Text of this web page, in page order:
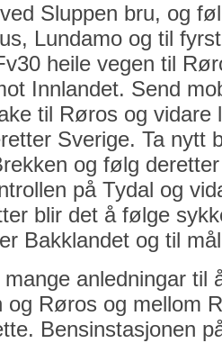
Sluppen bru, og
Lundamo og til
heile vegen til
Innlandet. Send
til Røros og vidare
Sverige. Ta nytt
og følg
på Tydal og
blir det å følge
Bakklandet og til
anledningar til
og Røros og mellom
Bensinstasjonen